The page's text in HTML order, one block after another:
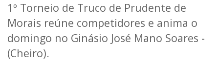
1º Torneio de Truco de Prudente de
Morais reúne competidores e anima o
domingo no Ginásio José Mano Soares -
(Cheiro).